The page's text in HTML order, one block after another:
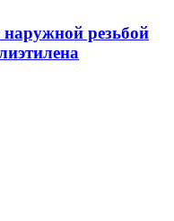
резьбой